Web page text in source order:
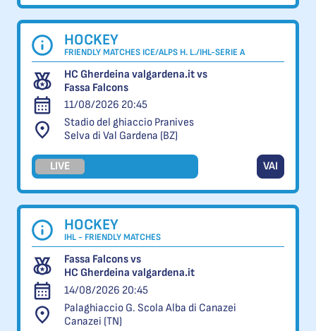
HOCKEY
FRIENDLY MATCHES ICE/ALPS H. L./IHL-SERIE A
HC Gherdeina valgardena.it vs
Fassa Falcons
11/08/2026 20:45
Stadio del ghiaccio Pranives
Selva di Val Gardena (BZ)
LIVE VAI
HOCKEY
IHL - FRIENDLY MATCHES
Fassa Falcons vs
HC Gherdeina valgardena.it
14/08/2026 20:45
Palaghiaccio G. Scola Alba di Canazei
Canazei (TN)